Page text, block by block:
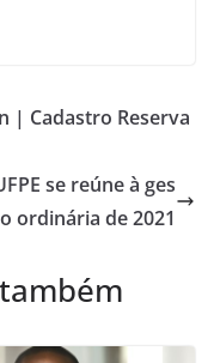
| Cadastro Reserva
se reúne à ges
ordinária de 2021